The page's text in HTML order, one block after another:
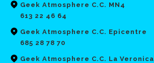
Geek Atmosphere C.C. MN4
613 22 46 64
Geek Atmosphere C.C. Epicentre
685 28 78 70
Geek Atmosphere C.C. La Veronica